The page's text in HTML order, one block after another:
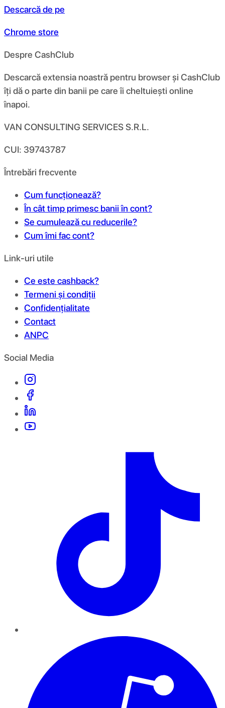
Descarcă de pe
Chrome store
Despre CashClub
Descarcă extensia noastră pentru browser și CashClub
îți dă o parte din banii pe care îi cheltuiești online
înapoi.
VAN CONSULTING SERVICES S.R.L.
CUI: 39743787
Întrebări frecvente
Cum funcționează?
În cât timp primesc banii în cont?
Se cumulează cu reducerile?
Cum îmi fac cont?
Link-uri utile
Ce este cashback?
Termeni și condiții
Confidențialitate
Contact
ANPC
Social Media